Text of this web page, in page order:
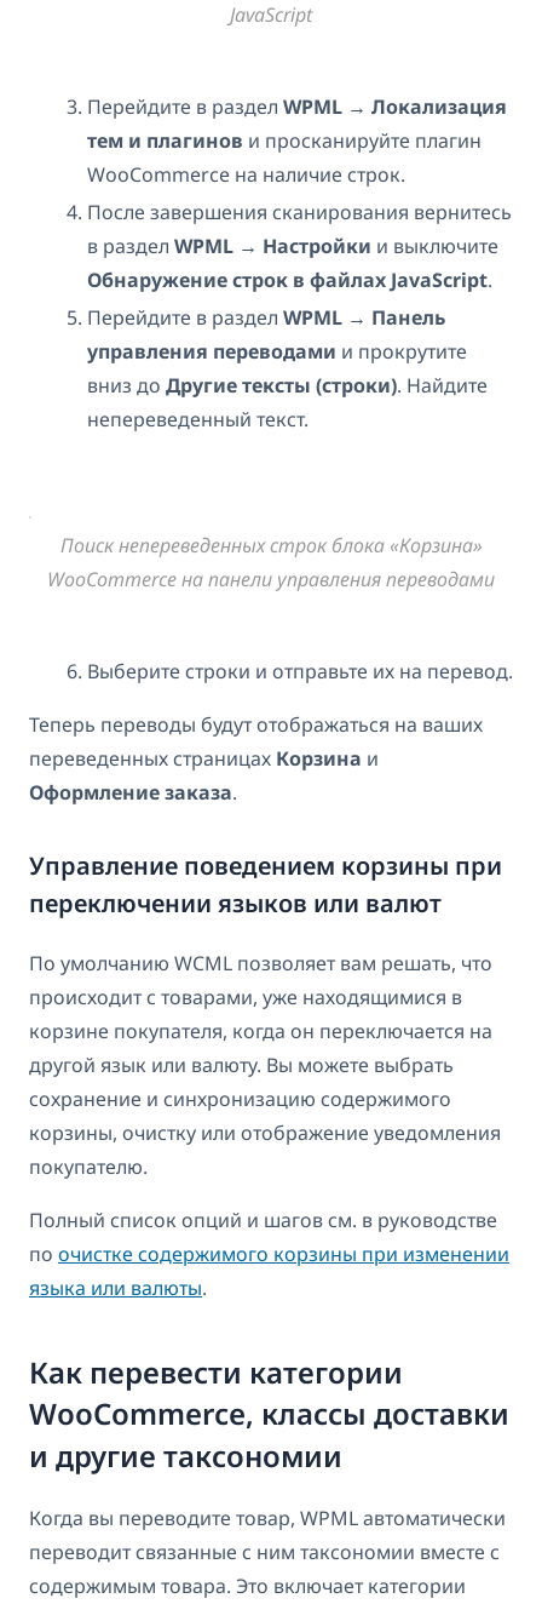
JavaScript
Перейдите в раздел WPML → Локализация
тем и плагинов и просканируйте плагин
WooCommerce на наличие строк.
После завершения сканирования вернитесь
в раздел WPML → Настройки и выключите
Обнаружение строк в файлах JavaScript.
Перейдите в раздел WPML → Панель
управления переводами и прокрутите
вниз до Другие тексты (строки). Найдите
непереведенный текст.
Поиск непереведенных строк блока «Корзина»
WooCommerce на панели управления переводами
Выберите строки и отправьте их на перевод.
Теперь переводы будут отображаться на ваших
переведенных страницах Корзина и
Оформление заказа.
Управление поведением корзины при
переключении языков или валют
По умолчанию WCML позволяет вам решать, что
происходит с товарами, уже находящимися в
корзине покупателя, когда он переключается на
другой язык или валюту. Вы можете выбрать
сохранение и синхронизацию содержимого
корзины, очистку или отображение уведомления
покупателю.
Полный список опций и шагов см. в руководстве
по очистке содержимого корзины при изменении
языка или валюты.
Как перевести категории
WooCommerce, классы доставки
и другие таксономии
Когда вы переводите товар, WPML автоматически
переводит связанные с ним таксономии вместе с
содержимым товара. Это включает категории